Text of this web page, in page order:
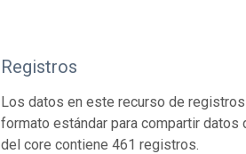
Registros
Los datos en este recurso de
formato estándar para compartir
del core contiene 461 registros.